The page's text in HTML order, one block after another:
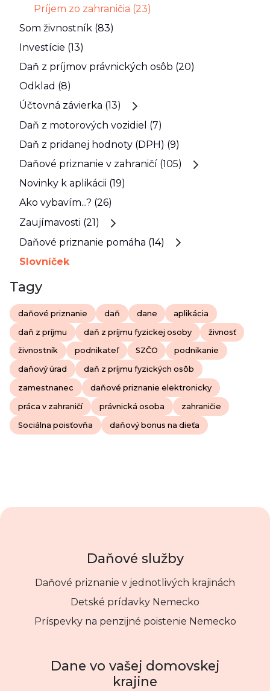
Príjem zo zahraničia (23)
Som živnostník (83)
Investície (13)
Daň z príjmov právnických osôb (20)
Odklad (8)
Účtovná závierka (13)
Daň z motorových vozidiel (7)
Daň z pridanej hodnoty (DPH) (9)
Daňové priznanie v zahraničí (105)
Novinky k aplikácii (19)
Ako vybavím...? (26)
Zaujímavosti (21)
Daňové priznanie pomáha (14)
Slovníček
Tagy
daňové priznanie daň dane aplikácia
daň z príjmu daň z príjmu fyzickej osoby živnosť
živnostník podnikateľ SZČO podnikanie
daňový úrad daň z príjmu fyzických osôb
zamestnanec daňové priznanie elektronicky
práca v zahraničí právnická osoba zahraničie
Sociálna poisťovňa daňový bonus na dieťa
Daňové služby
Daňové priznanie v jednotlivých krajinách
Detské prídavky Nemecko
Príspevky na penzijné poistenie Nemecko
Dane vo vašej domovskej
krajine